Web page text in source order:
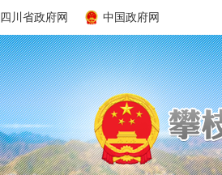
四川省政府网 中国政府网